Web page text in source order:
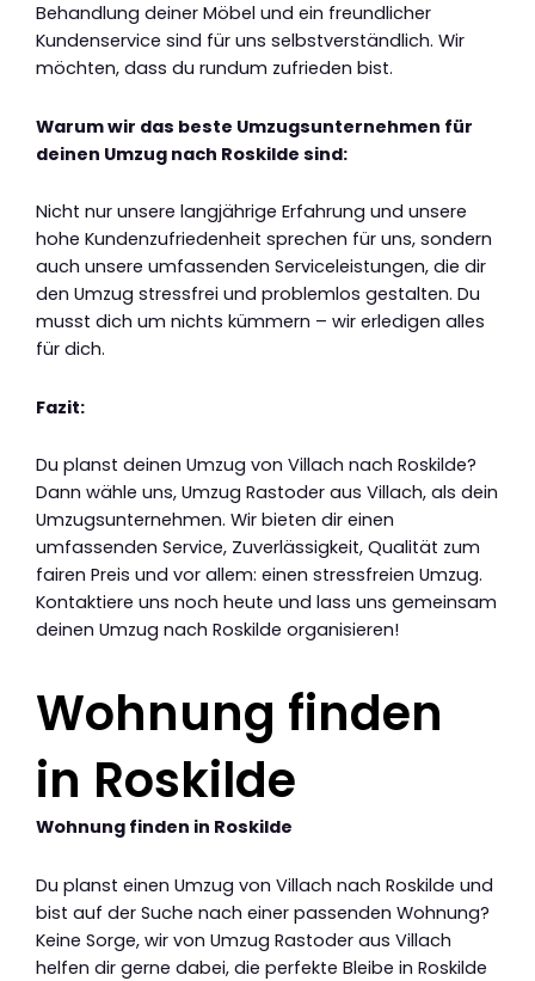
Behandlung deiner Möbel und ein freundlicher
Kundenservice sind für uns selbstverständlich. Wir
möchten, dass du rundum zufrieden bist.
Warum wir das beste Umzugsunternehmen für
deinen Umzug nach Roskilde sind:
Nicht nur unsere langjährige Erfahrung und unsere
hohe Kundenzufriedenheit sprechen für uns, sondern
auch unsere umfassenden Serviceleistungen, die dir
den Umzug stressfrei und problemlos gestalten. Du
musst dich um nichts kümmern – wir erledigen alles
für dich.
Fazit:
Du planst deinen Umzug von Villach nach Roskilde?
Dann wähle uns, Umzug Rastoder aus Villach, als dein
Umzugsunternehmen. Wir bieten dir einen
umfassenden Service, Zuverlässigkeit, Qualität zum
fairen Preis und vor allem: einen stressfreien Umzug.
Kontaktiere uns noch heute und lass uns gemeinsam
deinen Umzug nach Roskilde organisieren!
Wohnung finden
in Roskilde
Wohnung finden in Roskilde
Du planst einen Umzug von Villach nach Roskilde und
bist auf der Suche nach einer passenden Wohnung?
Keine Sorge, wir von Umzug Rastoder aus Villach
helfen dir gerne dabei, die perfekte Bleibe in Roskilde